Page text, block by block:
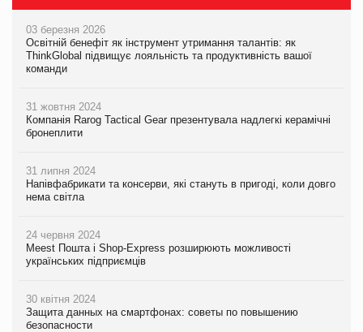
03 березня 2026
Освітній бенефіт як інструмент утримання талантів: як
ThinkGlobal підвищує лояльність та продуктивність вашої
команди
31 жовтня 2024
Компанія Rarog Tactical Gear презентувала надлегкі керамічні
бронеплити
31 липня 2024
Напівфабрикати та консерви, які стануть в пригоді, коли довго
нема світла
24 червня 2024
Meest Пошта і Shop-Express розширюють можливості
українських підприємців
30 квітня 2024
Защита данных на смартфонах: советы по повышению
безопасности